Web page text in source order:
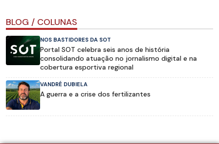
BLOG / COLUNAS
NOS BASTIDORES DA SOT
Portal SOT celebra seis anos de história
consolidando atuação no jornalismo digital e na
cobertura esportiva regional
VANDRÉ DUBIELA
A guerra e a crise dos fertilizantes